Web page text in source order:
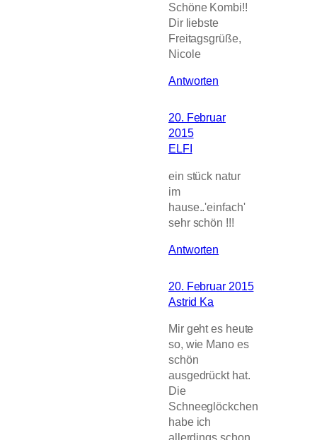
Schöne Kombi!!
Dir liebste
Freitagsgrüße,
Nicole
Antworten
20. Februar
2015
ELFI
ein stück natur
im
hause..'einfach'
sehr schön !!!
Antworten
20. Februar 2015
Astrid Ka
Mir geht es heute
so, wie Mano es
schön
ausgedrückt hat.
Die
Schneeglöckchen
habe ich
allerdings schon